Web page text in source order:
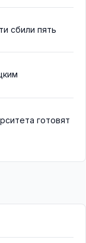
сбили пять
готовят